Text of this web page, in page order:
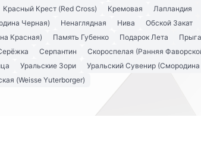
Красный Крест (Red Cross) Кремовая Лапландия
Черная) Ненаглядная Нива Обской Закат
Красная) Память Губенко Подарок Лета
Серпантин Скороспелая (Ранняя
Уральские Зори Уральский Сувенир
(Weisse Yuterborger)